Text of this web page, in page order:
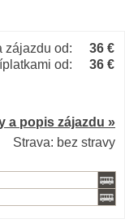
zájazdu od:
36 €
od:
36 €
a popis zájazdu »
Strava: bez stravy